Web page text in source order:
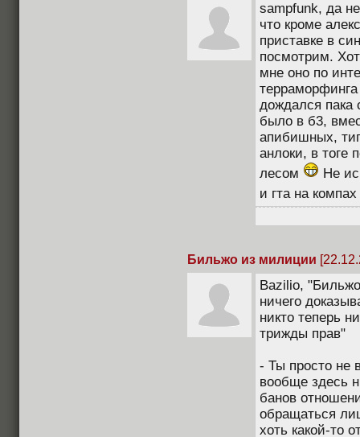
sampfunk, да
что кроме
приставке в
посмотрим.
мне оно по
терраморфинга
дождался пака
было в б3,
апибишных,
анлоки, в тоге
лесом
Не
и гта на компах
Бильжо из милиции
Bazilio,
ничего
никто теперь
трижды прав"
- Ты просто не
вообще здесь
банов
обращаться
хоть какой-то